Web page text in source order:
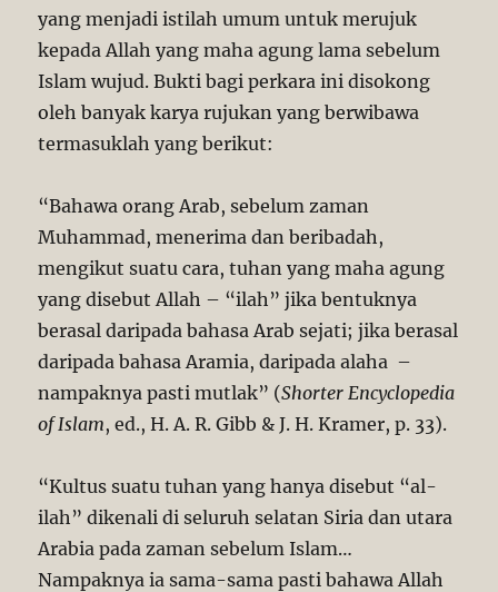
yang menjadi istilah umum untuk merujuk
kepada Allah yang maha agung lama sebelum
Islam wujud. Bukti bagi perkara ini disokong
oleh banyak karya rujukan yang berwibawa
termasuklah yang berikut:
“Bahawa orang Arab, sebelum zaman
Muhammad, menerima dan beribadah,
mengikut suatu cara, tuhan yang maha agung
yang disebut Allah – “ilah” jika bentuknya
berasal daripada bahasa Arab sejati; jika berasal
daripada bahasa Aramia, daripada alaha –
nampaknya pasti mutlak” (Shorter Encyclopedia
of Islam, ed., H. A. R. Gibb & J. H. Kramer, p. 33).
“Kultus suatu tuhan yang hanya disebut “al-
ilah” dikenali di seluruh selatan Siria dan utara
Arabia pada zaman sebelum Islam…
Nampaknya ia sama-sama pasti bahawa Allah